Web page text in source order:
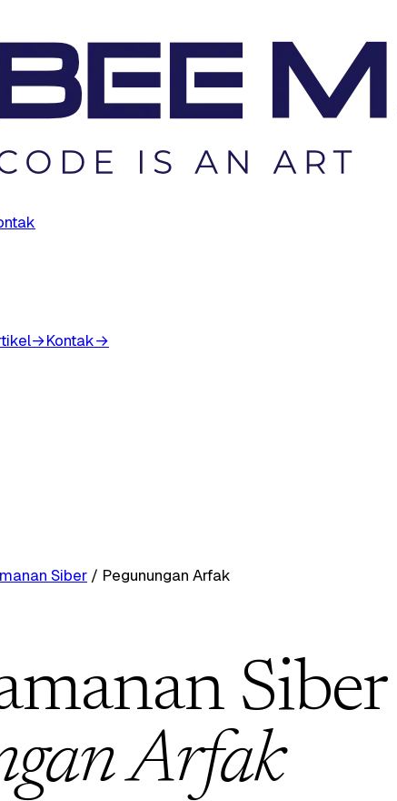
→Kontak→
Siber / Pegunungan Arfak
Arfak